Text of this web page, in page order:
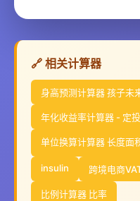
🔗 相关计算器
身高预测计算器 孩子未
年化收益率计算器 - 定
单位换算计算器 长度面
insulin 跨境电商
比例计算器 比率